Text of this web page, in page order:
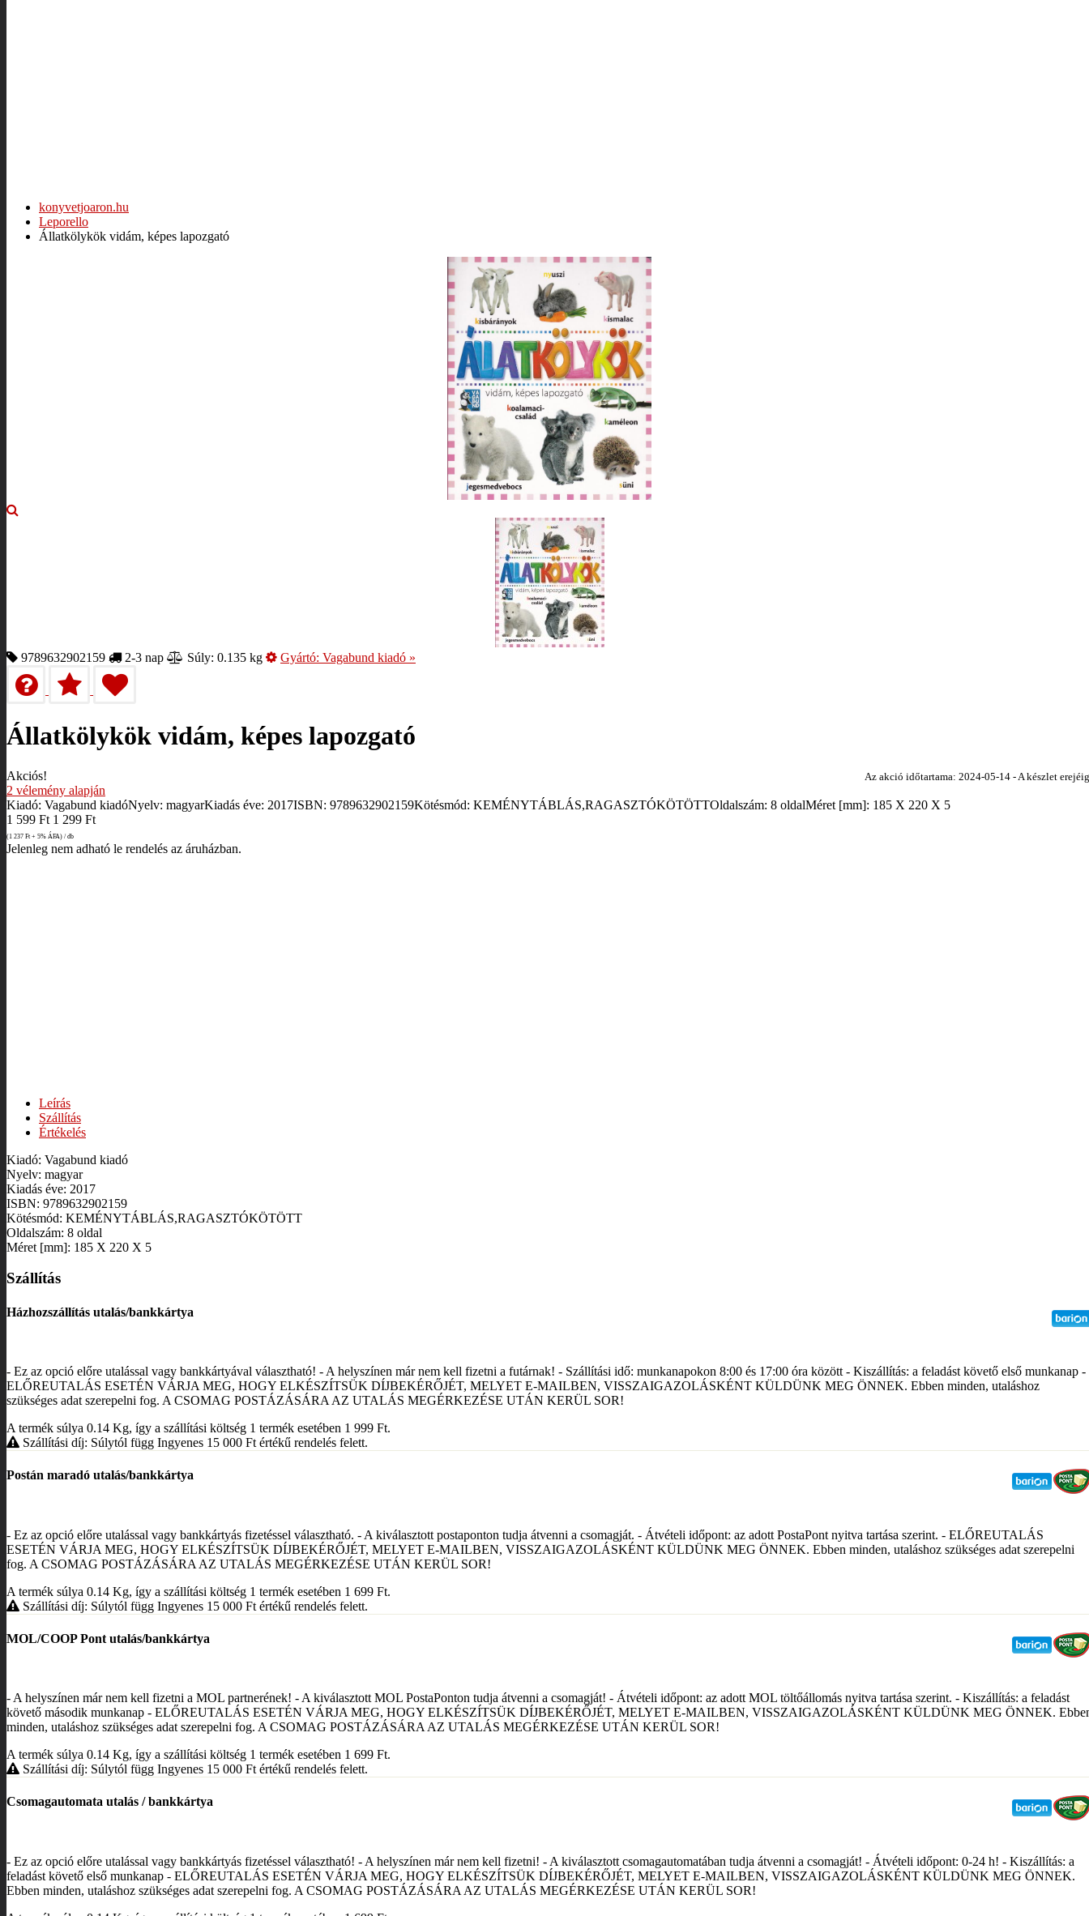
konyvetjoaron.hu
Leporello
Állatkölykök vidám, képes lapozgató
9789632902159 2-3 nap Súly: 0.135 kg Gyártó: Vagabund kiadó »
Állatkölykök vidám, képes lapozgató
Akciós! Az akció időtartama: 2024-05-14 - A készlet
2 vélemény alapján
Kiadó: Vagabund kiadóNyelv: magyarKiadás éve: 2017ISBN: 9789632902159Kötésmód: KEMÉNYTÁBLÁS,RAGASZTÓKÖTÖTTOldalszám: 8 oldalMéret [mm]: 185 X 220 X 5
1 599 Ft 1 299 Ft
(1 237 Ft + 5% ÁFA) / db
Jelenleg nem adható le rendelés az áruházban.
Leírás
Szállítás
Értékelés
Kiadó: Vagabund kiadó
Nyelv: magyar
Kiadás éve: 2017
ISBN: 9789632902159
Kötésmód: KEMÉNYTÁBLÁS,RAGASZTÓKÖTÖTT
Oldalszám: 8 oldal
Méret [mm]: 185 X 220 X 5
Szállítás
Házhozszállítás utalás/bankkártya
- Ez az opció előre utalással vagy bankkártyával választható! - A helyszínen már nem kell fizetni a futárnak! - Szállítási idő: munkanapokon 8:00 és 17:00 óra között - Kiszállítás: a feladást követő első munkanap -
ELŐREUTALÁS ESETÉN VÁRJA MEG, HOGY ELKÉSZÍTSÜK DÍJBEKÉRŐJÉT, MELYET E-MAILBEN, VISSZAIGAZOLÁSKÉNT KÜLDÜNK MEG ÖNNEK. Ebben minden, utaláshoz
szükséges adat szerepelni fog. A CSOMAG POSTÁZÁSÁRA AZ UTALÁS MEGÉRKEZÉSE UTÁN KERÜL SOR!
A termék súlya 0.14 Kg, így a szállítási költség 1 termék esetében 1 999 Ft.
Szállítási díj: Súlytól függ Ingyenes 15 000 Ft értékű rendelés felett.
Postán maradó utalás/bankkártya
- Ez az opció előre utalással vagy bankkártyás fizetéssel választható. - A kiválasztott postaponton tudja átvenni a csomagját. - Átvételi időpont: az adott PostaPont nyitva tartása szerint. - ELŐREUTALÁS
ESETÉN VÁRJA MEG, HOGY ELKÉSZÍTSÜK DÍJBEKÉRŐJÉT, MELYET E-MAILBEN, VISSZAIGAZOLÁSKÉNT KÜLDÜNK MEG ÖNNEK. Ebben minden, utaláshoz szükséges adat szerepelni
fog. A CSOMAG POSTÁZÁSÁRA AZ UTALÁS MEGÉRKEZÉSE UTÁN KERÜL SOR!
A termék súlya 0.14 Kg, így a szállítási költség 1 termék esetében 1 699 Ft.
Szállítási díj: Súlytól függ Ingyenes 15 000 Ft értékű rendelés felett.
MOL/COOP Pont utalás/bankkártya
- A helyszínen már nem kell fizetni a MOL partnerének! - A kiválasztott MOL PostaPonton tudja átvenni a csomagját! - Átvételi időpont: az adott MOL töltőállomás nyitva tartása szerint. - Kiszállítás: a feladást
követő második munkanap - ELŐREUTALÁS ESETÉN VÁRJA MEG, HOGY ELKÉSZÍTSÜK DÍJBEKÉRŐJÉT, MELYET E-MAILBEN, VISSZAIGAZOLÁSKÉNT KÜLDÜNK MEG ÖNNEK.
minden, utaláshoz szükséges adat szerepelni fog. A CSOMAG POSTÁZÁSÁRA AZ UTALÁS MEGÉRKEZÉSE UTÁN KERÜL SOR!
A termék súlya 0.14 Kg, így a szállítási költség 1 termék esetében 1 699 Ft.
Szállítási díj: Súlytól függ Ingyenes 15 000 Ft értékű rendelés felett.
Csomagautomata utalás / bankkártya
- Ez az opció előre utalással vagy bankkártyás fizetéssel választható! - A helyszínen már nem kell fizetni! - A kiválasztott csomagautomatában tudja átvenni a csomagját! - Átvételi időpont: 0-24 h! - Kiszállítás: a
feladást követő első munkanap - ELŐREUTALÁS ESETÉN VÁRJA MEG, HOGY ELKÉSZÍTSÜK DÍJBEKÉRŐJÉT, MELYET E-MAILBEN, VISSZAIGAZOLÁSKÉNT KÜLDÜNK MEG ÖNNEK.
Ebben minden, utaláshoz szükséges adat szerepelni fog. A CSOMAG POSTÁZÁSÁRA AZ UTALÁS MEGÉRKEZÉSE UTÁN KERÜL SOR!